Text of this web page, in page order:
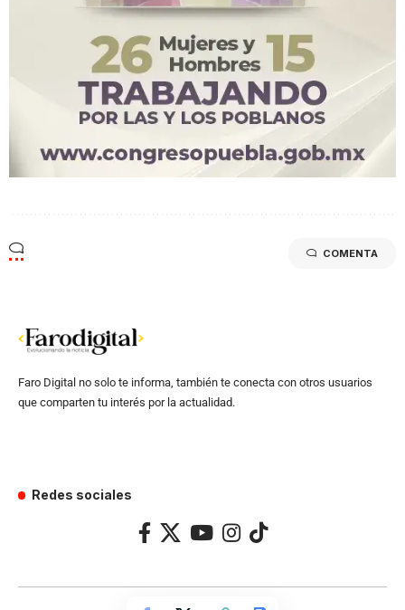
COMENTA
Faro Digital no solo te informa, también te conecta con otros usuarios
que comparten tu interés por la actualidad.
Redes sociales